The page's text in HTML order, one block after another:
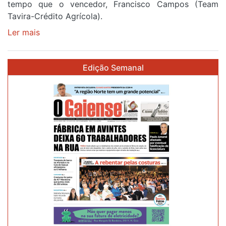
tempo que o vencedor, Francisco Campos (Team
Tavira-Crédito Agrícola).
Ler mais
Camisola
Amarela
após
quarto
cruzar
Edição Semanal